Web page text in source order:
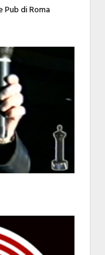
Pub di Roma